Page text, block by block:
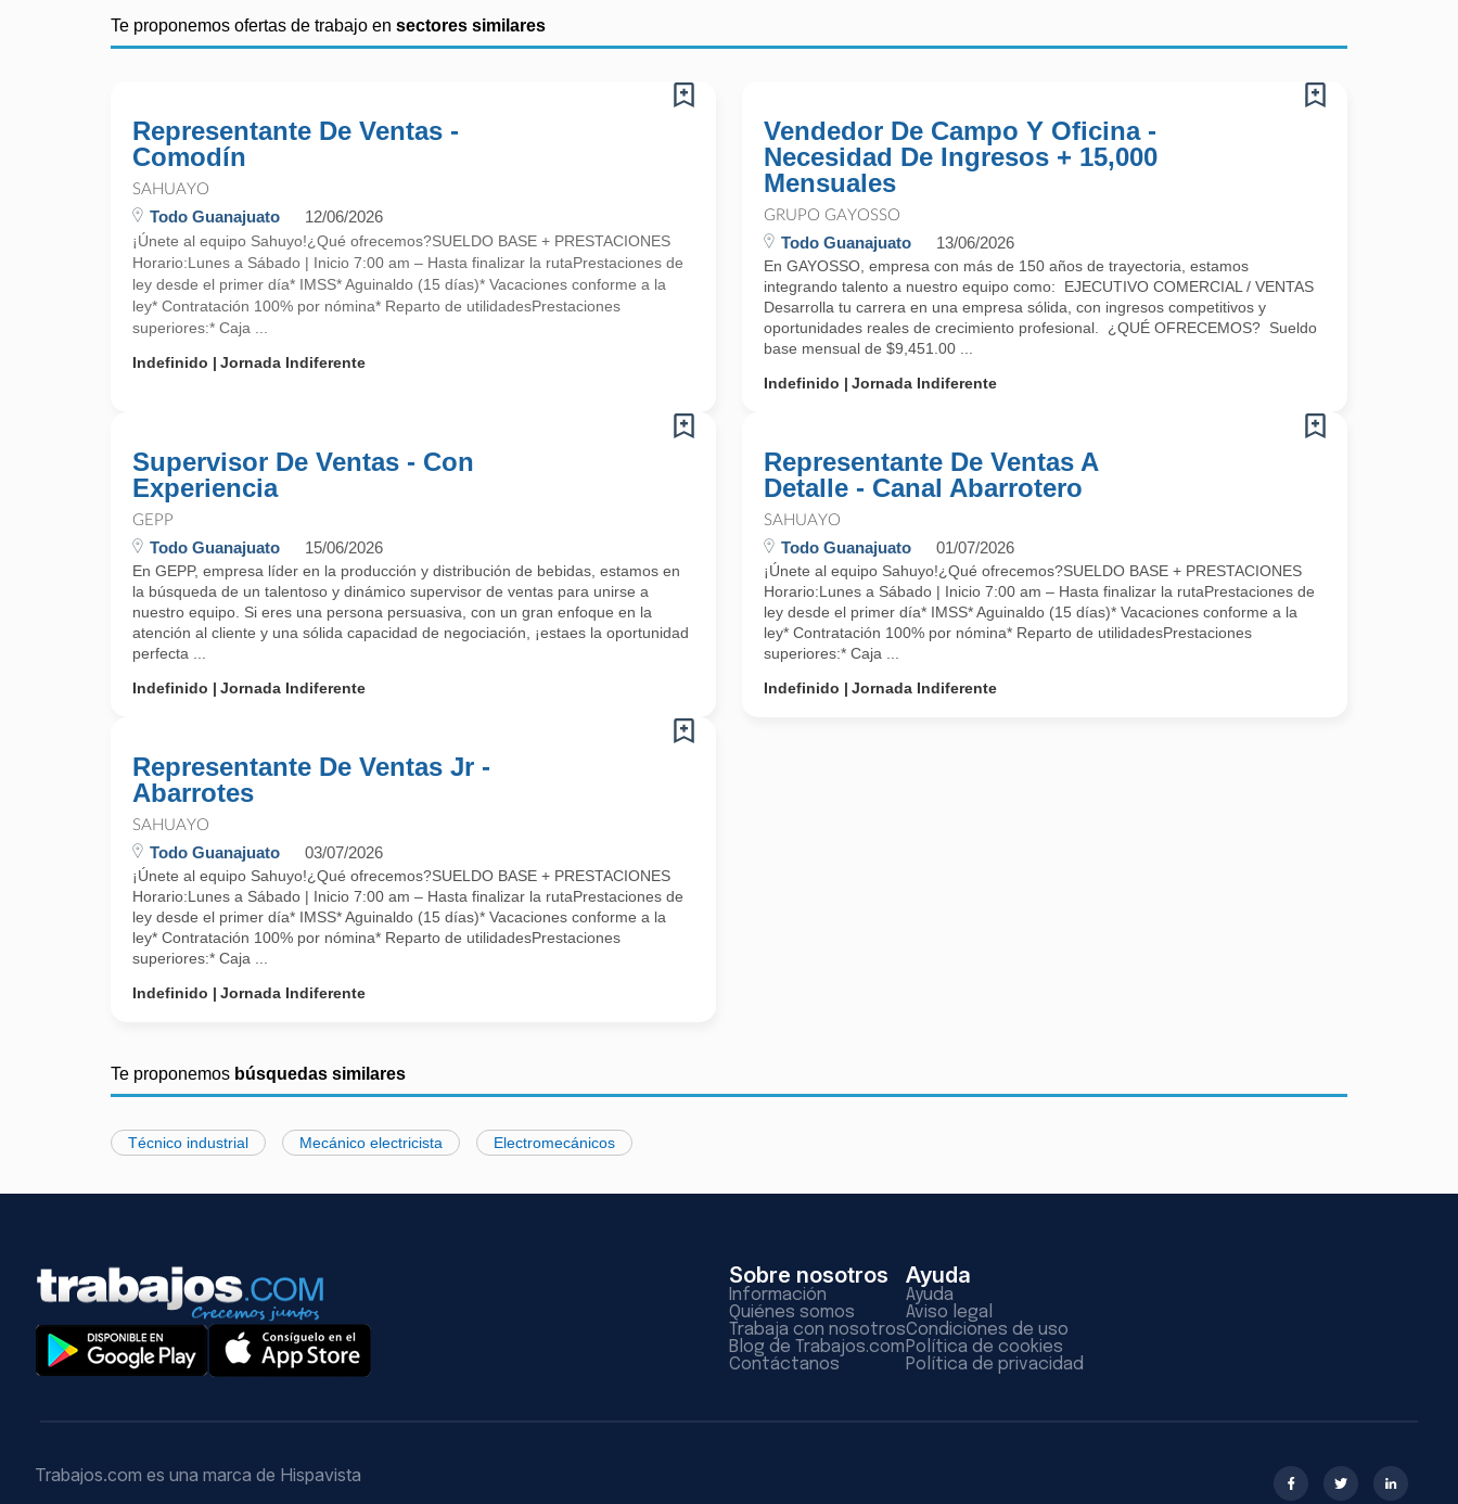
Te proponemos ofertas de trabajo en sectores similares
Representante De Ventas -
Comodín
SAHUAYO
Todo Guanajuato 12/06/2026
¡Únete al equipo Sahuyo!¿Qué ofrecemos?SUELDO BASE + PRESTACIONES
Horario:Lunes a Sábado | Inicio 7:00 am – Hasta finalizar la rutaPrestaciones de
ley desde el primer día* IMSS* Aguinaldo (15 días)* Vacaciones conforme a la
ley* Contratación 100% por nómina* Reparto de utilidadesPrestaciones
superiores:* Caja ...
Indefinido
Jornada Indiferente
Vendedor De Campo Y Oficina -
Necesidad De Ingresos + 15,000
Mensuales
GRUPO GAYOSSO
Todo Guanajuato 13/06/2026
En GAYOSSO, empresa con más de 150 años de trayectoria, estamos
integrando talento a nuestro equipo como: EJECUTIVO COMERCIAL / VENTAS
Desarrolla tu carrera en una empresa sólida, con ingresos competitivos y
oportunidades reales de crecimiento profesional. ¿QUÉ OFRECEMOS? Sueldo
base mensual de $9,451.00 ...
Indefinido
Jornada Indiferente
Supervisor De Ventas - Con
Experiencia
GEPP
Todo Guanajuato 15/06/2026
En GEPP, empresa líder en la producción y distribución de bebidas, estamos en
la búsqueda de un talentoso y dinámico supervisor de ventas para unirse a
nuestro equipo. Si eres una persona persuasiva, con un gran enfoque en la
atención al cliente y una sólida capacidad de negociación, ¡estaes la oportunidad
perfecta ...
Indefinido
Jornada Indiferente
Representante De Ventas A
Detalle - Canal Abarrotero
SAHUAYO
Todo Guanajuato 01/07/2026
¡Únete al equipo Sahuyo!¿Qué ofrecemos?SUELDO BASE + PRESTACIONES
Horario:Lunes a Sábado | Inicio 7:00 am – Hasta finalizar la rutaPrestaciones de
ley desde el primer día* IMSS* Aguinaldo (15 días)* Vacaciones conforme a la
ley* Contratación 100% por nómina* Reparto de utilidadesPrestaciones
superiores:* Caja ...
Indefinido
Jornada Indiferente
Representante De Ventas Jr -
Abarrotes
SAHUAYO
Todo Guanajuato 03/07/2026
¡Únete al equipo Sahuyo!¿Qué ofrecemos?SUELDO BASE + PRESTACIONES
Horario:Lunes a Sábado | Inicio 7:00 am – Hasta finalizar la rutaPrestaciones de
ley desde el primer día* IMSS* Aguinaldo (15 días)* Vacaciones conforme a la
ley* Contratación 100% por nómina* Reparto de utilidadesPrestaciones
superiores:* Caja ...
Indefinido
Jornada Indiferente
Te proponemos búsquedas similares
Técnico industrial Mecánico electricista Electromecánicos
Sobre nosotros
Información
Quiénes somos
Trabaja con nosotros
Blog de Trabajos.com
Contáctanos
Ayuda
Ayuda
Aviso legal
Condiciones de uso
Política de cookies
Política de privacidad
Trabajos.com es una marca de Hispavista